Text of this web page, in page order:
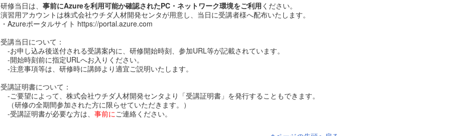
研修当日は、 事前にAzureを利用可能か確認されたPC・ネットワーク環境をご利用 ください。
演習用アカウントは株式会社ウチダ人材開発センタが用意し、当日に受講者様へ配布いたします。
・Azureポータルサイト https://portal.azure.com
受講当日について：
-お申し込み後送付される受講案内に、研修開始時刻、参加URL等が記載されています。
-開始時刻前に指定URLへお入りください。
-注意事項等は、研修時に講師より適宜ご説明いたします。
受講証明書について：
-ご要望によって、株式会社ウチダ人材開発センタより「受講証明書」を発行することもできます。
（研修の全期間参加された方に限らせていただきます。）
-受講証明書が必要な方は、 事前にご連絡ください。